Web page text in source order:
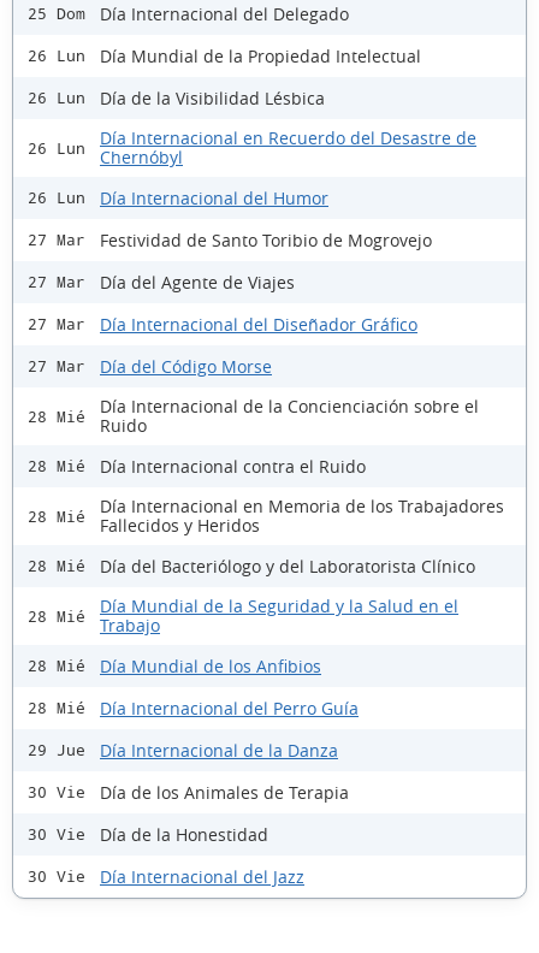
25 Dom Día Internacional del Delegado
26 Lun Día Mundial de la Propiedad Intelectual
26 Lun Día de la Visibilidad Lésbica
26 Lun
Día Internacional en Recuerdo del Desastre de
Chernóbyl
26 Lun Día Internacional del Humor
27 Mar Festividad de Santo Toribio de Mogrovejo
27 Mar Día del Agente de Viajes
27 Mar Día Internacional del Diseñador Gráfico
27 Mar Día del Código Morse
28 Mié
Día Internacional de la Concienciación sobre el
Ruido
28 Mié Día Internacional contra el Ruido
28 Mié
Día Internacional en Memoria de los Trabajadores
Fallecidos y Heridos
28 Mié Día del Bacteriólogo y del Laboratorista Clínico
28 Mié
Día Mundial de la Seguridad y la Salud en el
Trabajo
28 Mié Día Mundial de los Anfibios
28 Mié Día Internacional del Perro Guía
29 Jue Día Internacional de la Danza
30 Vie Día de los Animales de Terapia
30 Vie Día de la Honestidad
30 Vie Día Internacional del Jazz